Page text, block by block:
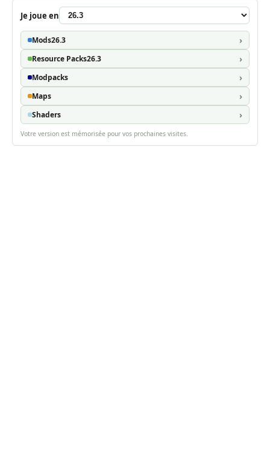
Je joue en
Mods26.3
Resource Packs26.3
Modpacks
Maps
Shaders
Votre version est mémorisée pour vos prochaines visites.